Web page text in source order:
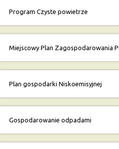
Program Czyste powietrze
Miejscowy Plan Zagospodarowania
Plan gospodarki Niskoemisyjnej
Gospodarowanie odpadami